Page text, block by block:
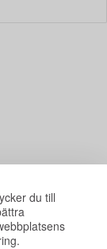
du till